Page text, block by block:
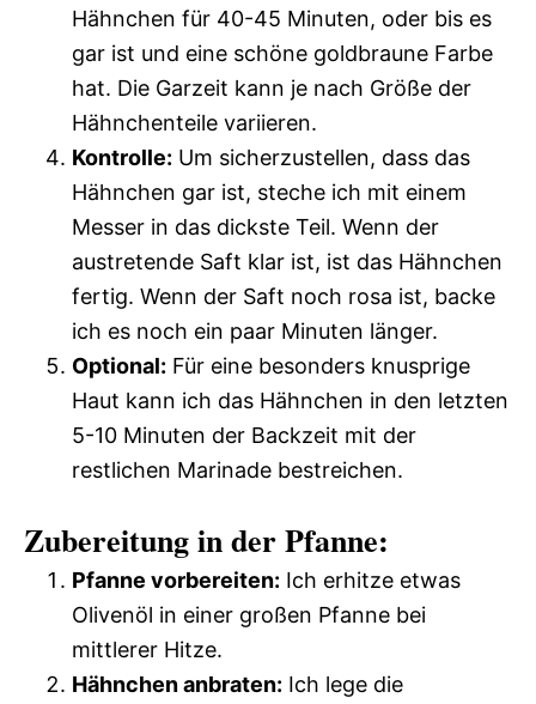
Hähnchen für 40-45 Minuten, oder bis es
gar ist und eine schöne goldbraune Farbe
hat. Die Garzeit kann je nach Größe der
Hähnchenteile variieren.
Kontrolle: Um sicherzustellen, dass das
Hähnchen gar ist, steche ich mit einem
Messer in das dickste Teil. Wenn der
austretende Saft klar ist, ist das Hähnchen
fertig. Wenn der Saft noch rosa ist, backe
ich es noch ein paar Minuten länger.
Optional: Für eine besonders knusprige
Haut kann ich das Hähnchen in den letzten
5-10 Minuten der Backzeit mit der
restlichen Marinade bestreichen.
Zubereitung in der Pfanne:
Pfanne vorbereiten: Ich erhitze etwas
Olivenöl in einer großen Pfanne bei
mittlerer Hitze.
Hähnchen anbraten: Ich lege die